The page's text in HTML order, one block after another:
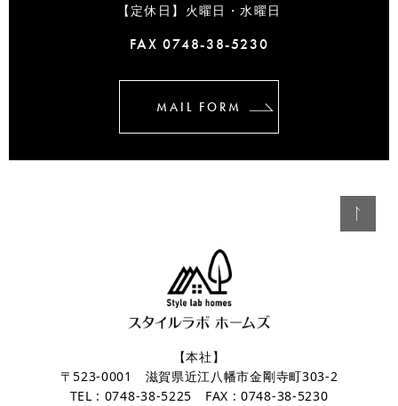
【定休日】火曜日・水曜日
FAX 0748-38-5230
MAIL FORM
【本社】
〒523-0001 滋賀県近江八幡市金剛寺町303-2
TEL : 0748-38-5225 FAX : 0748-38-5230